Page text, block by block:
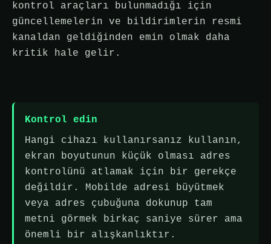
kontrol araçları bulunmadığı için
güncellemelerin ve bildirimlerin resmi
kanaldan geldiğinden emin olmak daha
kritik hale gelir.
Kontrol edin
Hangi cihazı kullanırsanız kullanın,
ekran boyutunun küçük olması adres
kontrolünü atlamak için bir gerekçe
değildir. Mobilde adresi büyütmek
veya adres çubuğuna dokunup tam
metni görmek birkaç saniye sürer ama
önemli bir alışkanlıktır.